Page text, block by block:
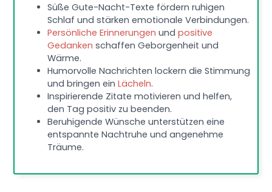
Süße Gute-Nacht-Texte fördern ruhigen
Schlaf und stärken emotionale Verbindungen.
Persönliche Erinnerungen undpositive
Gedanken schaffen Geborgenheit und
Wärme.
Humorvolle Nachrichten lockern die Stimmung
und bringen einLächeln.
Inspirierende Zitate motivieren und helfen,
den Tag positiv zu beenden.
Beruhigende Wünsche unterstützen eine
entspannte Nachtruhe und angenehme
Träume.